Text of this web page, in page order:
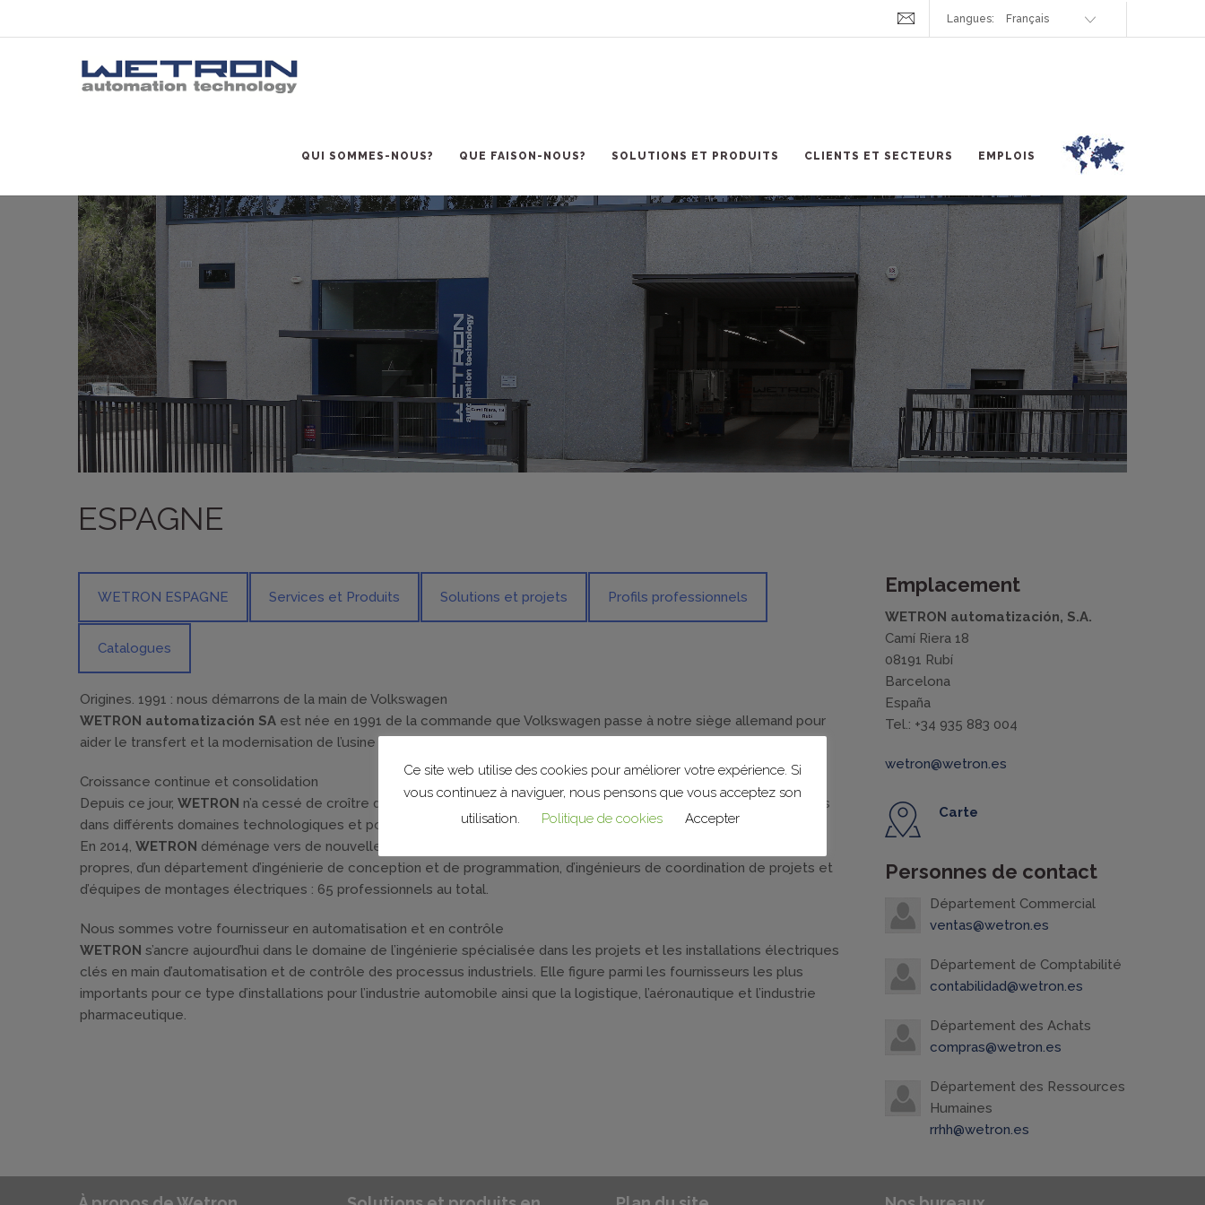
Langues:
QUI SOMMES-NOUS? QUE FAISON-NOUS? SOLUTIONS ET PRODUITS CLIENTS ET SECTEURS EMPLOIS
ESPAGNE
WETRON ESPAGNE Services et Produits Solutions et projets Profils professionnels
Catalogues
Origines. 1991 : nous démarrons de la main de Volkswagen
WETRON automatización SA est née en 1991 de la commande que Volkswagen passe à notre siège allemand pour
aider le transfert et la modernisation de l’usine SEAT dans la Zona Franca vers l’usine de Martorell.
Croissance continue et consolidation
Depuis ce jour, WETRON n’a cessé de croître dans la Péninsule, réalisant un grand nombre de projets et d’installations
dans différents domaines technologiques et pour différents secteurs industriels.
En 2014, WETRON déménage vers de nouvelles installations, doublant sa superficie utile. Nous disposons d’ateliers
propres, d’un département d’ingénierie de conception et de programmation, d’ingénieurs de coordination de projets et
d’équipes de montages électriques : 65 professionnels au total.
Nous sommes votre fournisseur en automatisation et en contrôle
WETRON s’ancre aujourd’hui dans le domaine de l’ingénierie spécialisée dans les projets et les installations électriques
clés en main d’automatisation et de contrôle des processus industriels. Elle figure parmi les fournisseurs les plus
importants pour ce type d’installations pour l’industrie automobile ainsi que la logistique, l’aéronautique et l’industrie
pharmaceutique.
Emplacement
WETRON automatización, S.A.
Camí Riera 18
08191 Rubí
Barcelona
España
Tel.: +34 935 883 004
wetron@wetron.es
Carte
Personnes de contact
Département Commercial
ventas@wetron.es
Département de Comptabilité
contabilidad@wetron.es
Département des Achats
compras@wetron.es
Département des Ressources
Humaines
rrhh@wetron.es
Ce site web utilise des cookies pour améliorer votre expérience. Si
vous continuez à naviguer, nous pensons que vous acceptez son
utilisation.
Politique de cookies Accepter